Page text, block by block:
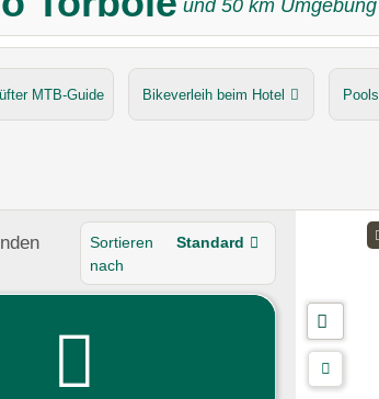
und 50 km Umgebung
MTB-Guide Bikeverleih beim Hotel Pools
Sortieren
nach
Standard